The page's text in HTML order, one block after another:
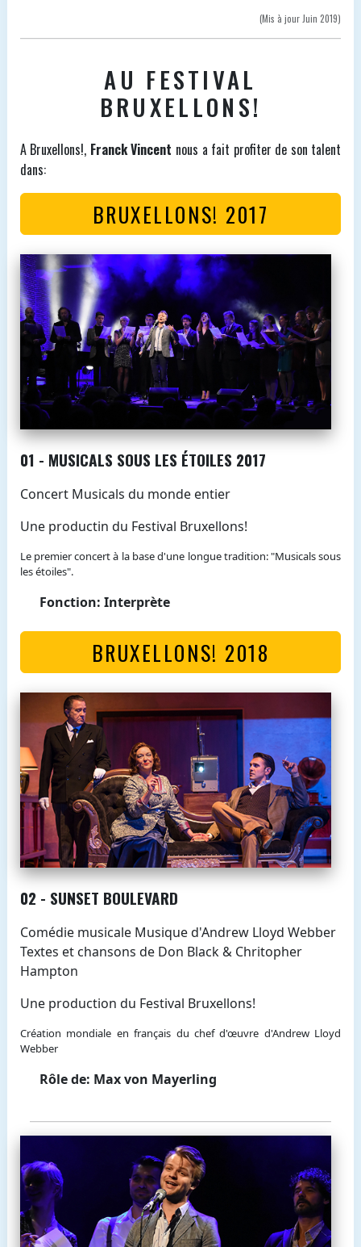
(Mis à jour Juin 2019)
AU FESTIVAL
BRUXELLONS!
A Bruxellons!, Franck Vincent nous a fait profiter de son talent
dans:
BRUXELLONS! 2017
01 - MUSICALS SOUS LES ÉTOILES 2017
Concert Musicals du monde entier
Une productin du Festival Bruxellons!
Le premier concert à la base d'une longue tradition: "Musicals sous
les étoiles".
Fonction: Interprète
BRUXELLONS! 2018
02 - SUNSET BOULEVARD
Comédie musicale Musique d'Andrew Lloyd Webber
Textes et chansons de Don Black & Chritopher
Hampton
Une production du Festival Bruxellons!
Création mondiale en français du chef d'œuvre d'Andrew Lloyd
Webber
Rôle de: Max von Mayerling